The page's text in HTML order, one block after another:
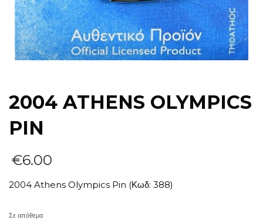
2004 ATHENS OLYMPICS
PIN
€6.00
2004 Athens Olympics Pin (Κωδ: 388)
Σε απόθεμα